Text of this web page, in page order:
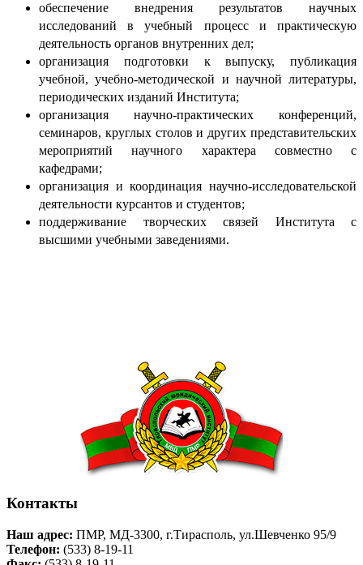
обеспечение внедрения результатов научных
исследований в учебный процесс и практическую
деятельность органов внутренних дел;
организация подготовки к выпуску, публикация
учебной, учебно-методической и научной литературы,
периодических изданий Института;
организация научно-практических конференций,
семинаров, круглых столов и других представительских
мероприятий научного характера совместно с
кафедрами;
организация и координация научно-исследовательской
деятельности курсантов и студентов;
поддерживание творческих связей Института с
высшими учебными заведениями.
Контакты
Наш адрес: ПМР, МД-3300, г.Тирасполь, ул.Шевченко 95/9
Телефон: (533) 8-19-11